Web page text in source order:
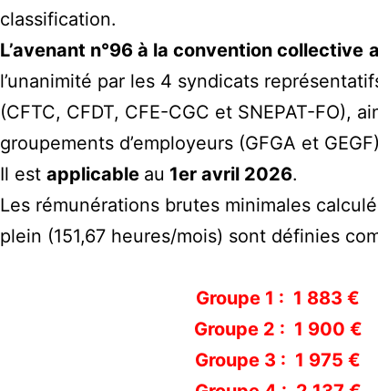
classification.
L’avenant n°96 à la convention collective
l’unanimité par les 4 syndicats
(CFTC, CFDT, CFE-CGC et SNEPAT-FO),
groupements d’employeurs (GFGA et
Il est applicable au 1er avril 2026.
Les rémunérations brutes minimales
plein (151,67 heures/mois) sont définies
Groupe 1 : 1 883 €
Groupe 2 : 1 900 €
Groupe 3 : 1 975 €